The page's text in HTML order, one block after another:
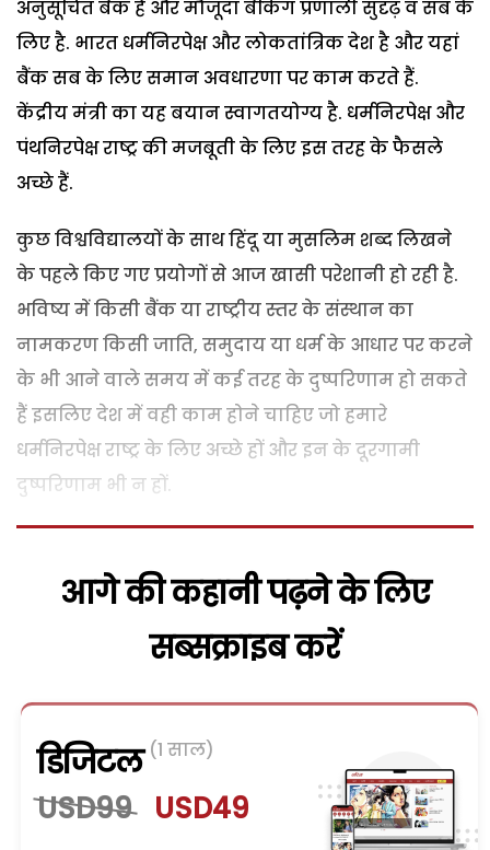
अनुसूचित बैंक हैं और मौजूदा बैंकिंग प्रणाली सुदृढ़ व सब के
लिए है. भारत धर्मनिरपेक्ष और लोकतांत्रिक देश है और यहां
बैंक सब के लिए समान अवधारणा पर काम करते हैं.
केंद्रीय मंत्री का यह बयान स्वागतयोग्य है. धर्मनिरपेक्ष और
पंथनिरपेक्ष राष्ट्र की मजबूती के लिए इस तरह के फैसले
अच्छे हैं.
कुछ विश्वविद्यालयों के साथ हिंदू या मुसलिम शब्द लिखने
के पहले किए गए प्रयोगों से आज खासी परेशानी हो रही है.
भविष्य में किसी बैंक या राष्ट्रीय स्तर के संस्थान का
नामकरण किसी जाति, समुदाय या धर्म के आधार पर करने
के भी आने वाले समय में कई तरह के दुष्परिणाम हो सकते
हैं इसलिए देश में वही काम होने चाहिए जो हमारे
धर्मनिरपेक्ष राष्ट्र के लिए अच्छे हों और इन के दूरगामी
दुष्परिणाम भी न हों.
आगे की कहानी पढ़ने के लिए
सब्सक्राइब करें
डिजिटल (1 साल)
USD99 USD49